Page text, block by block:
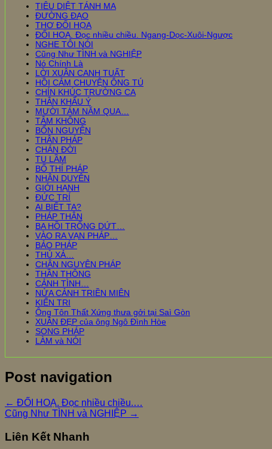
TIÊU DIỆT TÁNH MA
ĐƯỜNG ĐẠO
THƠ ĐỐI HỌA
ĐỐI HOẠ. Đọc nhiều chiều. Ngang-Dọc-Xuôi-Ngược
NGHE TÔI NÓI
Cũng Như TÌNH và NGHIỆP
Nó Chính Là
LỜI XUÂN CANH TUẤT
HỒI CẢM CHUYỆN ÔNG TÚ
CHÍN KHÚC TRƯỜNG CA
THÂN KHẨU Ý
MƯỜI TÁM NĂM QUA…
TÂM KHÔNG
BỔN NGUYỆN
THÂN PHÁP
CHÁN ĐỜI
TU LẦM
BỐ THÍ PHÁP
NHÂN DUYÊN
GIỚI HẠNH
ĐỨC TRÍ
AI BIẾT TA?
PHÁP THÂN
BA HỒI TRỐNG DỨT…
VÀO RA VẠN PHÁP…
BẢO PHÁP
THỦ XẢ…
CHÂN NGUYÊN PHÁP
THẦN THÔNG
CẢNH TÌNH…
NỬA CẢNH TRIỀN MIÊN
KIẾN TRI
Ông Tôn Thất Xứng thưa gởi tại Saì Gòn
XUÂN ĐẸP của ông Ngô Đình Hòe
SONG PHÁP
LÀM và NÓI
Post navigation
← ĐỐI HOẠ. Đọc nhiều chiều.…
Cũng Như TÌNH và NGHIỆP →
Liên Kết Nhanh